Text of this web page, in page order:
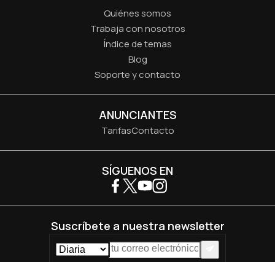
Quiénes somos
Trabaja con nosotros
Índice de temas
Blog
Soporte y contacto
ANUNCIANTES
TarifasContacto
SÍGUENOS EN
Suscríbete a nuestra newsletter